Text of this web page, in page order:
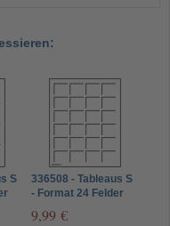
S
336508 - Tableaus S
- Format 24 Felder
9,99 €